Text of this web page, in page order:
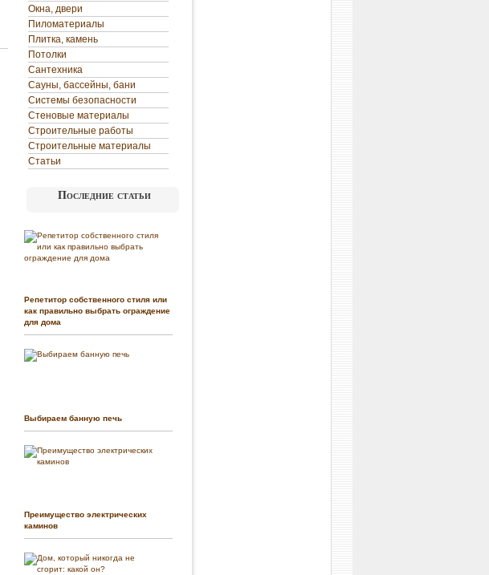
Окна, двери
Пиломатериалы
Плитка, камень
Потолки
Сантехника
Сауны, бассейны, бани
Системы безопасности
Стеновые материалы
Строительные работы
Строительные материалы
Статьи
Последние статьи
Репетитор собственного стиля или
как правильно выбрать ограждение
для дома
Выбираем банную печь
Преимущество электрических
каминов